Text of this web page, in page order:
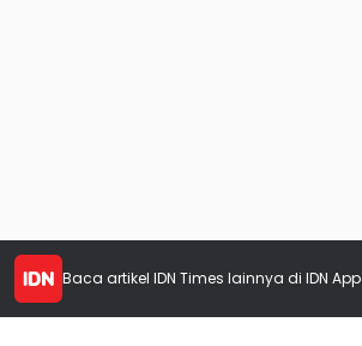
Baca artikel IDN Times lainnya di IDN App